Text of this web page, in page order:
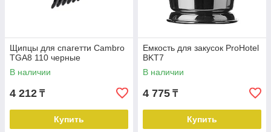
Щипцы для спагетти Cambro
TGA8 110 черные
В наличии
4 212 ₸
Купить
Емкость для закусок ProHotel
BKT7
В наличии
4 775 ₸
Купить